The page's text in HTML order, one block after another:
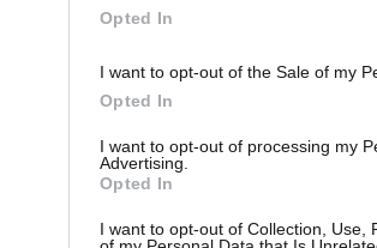
Opted In
I want to opt-out of the Sale of my
Opted In
I want to opt-out of processing my
Advertising.
Opted In
I want to opt-out of Collection, Use,